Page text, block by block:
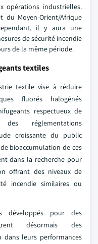
opérations industrielles.
du Moyen-Orient/Afrique
il y aura une
de sécurité incendie
de la même période.
textiles
textile vise à réduire
fluorés halogénés
respectueux de
réglementations
croissante du public
bioaccumulation de ces
dans la recherche pour
offrant des niveaux de
incendie similaires ou
développés pour des
désormais des
dans leurs performances